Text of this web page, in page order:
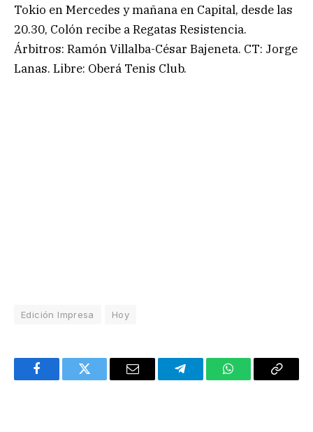
Tokio en Mercedes y mañana en Capital, desde las
20.30, Colón recibe a Regatas Resistencia.
Árbitros: Ramón Villalba-César Bajeneta. CT: Jorge
Lanas. Libre: Oberá Tenis Club.
Edición Impresa Hoy
FacebookTwitter Email TelegramWhatsAppCopy